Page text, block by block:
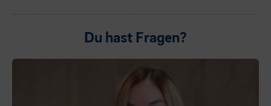
Du hast Fragen?